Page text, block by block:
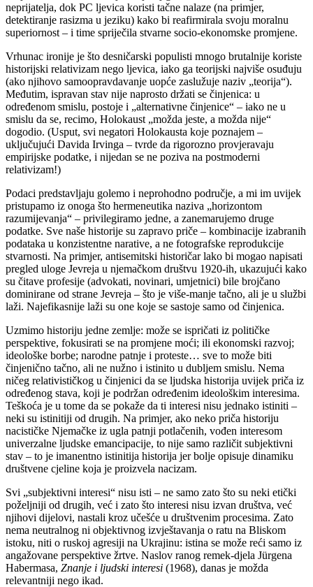
neprijatelja, dok PC ljevica koristi tačne nalaze (na primjer,
detektiranje rasizma u jeziku) kako bi reafirmirala svoju moralnu
superiornost – i time spriječila stvarne socio-ekonomske promjene.
Vrhunac ironije je što desničarski populisti mnogo brutalnije koriste
historijski relativizam nego ljevica, iako ga teorijski najviše osuđuju
(ako njihovo samoopravdavanje uopće zaslužuje naziv „teorija“).
Međutim, ispravan stav nije naprosto držati se činjenica: u
određenom smislu, postoje i „alternativne činjenice“ – iako ne u
smislu da se, recimo, Holokaust „možda jeste, a možda nije“
dogodio. (Usput, svi negatori Holokausta koje poznajem –
uključujući Davida Irvinga – tvrde da rigorozno provjeravaju
empirijske podatke, i nijedan se ne poziva na postmoderni
relativizam!)
Podaci predstavljaju golemo i neprohodno područje, a mi im uvijek
pristupamo iz onoga što hermeneutika naziva „horizontom
razumijevanja“ – privilegiramo jedne, a zanemarujemo druge
podatke. Sve naše historije su zapravo priče – kombinacije izabranih
podataka u konzistentne narative, a ne fotografske reprodukcije
stvarnosti. Na primjer, antisemitski historičar lako bi mogao napisati
pregled uloge Jevreja u njemačkom društvu 1920-ih, ukazujući kako
su čitave profesije (advokati, novinari, umjetnici) bile brojčano
dominirane od strane Jevreja – što je više-manje tačno, ali je u službi
laži. Najefikasnije laži su one koje se sastoje samo od činjenica.
Uzmimo historiju jedne zemlje: može se ispričati iz političke
perspektive, fokusirati se na promjene moći; ili ekonomski razvoj;
ideološke borbe; narodne patnje i proteste… sve to može biti
činjenično tačno, ali ne nužno i istinito u dubljem smislu. Nema
ničeg relativističkog u činjenici da se ljudska historija uvijek priča iz
određenog stava, koji je podržan određenim ideološkim interesima.
Teškoća je u tome da se pokaže da ti interesi nisu jednako istiniti –
neki su istinitiji od drugih. Na primjer, ako neko priča historiju
nacističke Njemačke iz ugla patnji potlačenih, vođen interesom
univerzalne ljudske emancipacije, to nije samo različit subjektivni
stav – to je imanentno istinitija historija jer bolje opisuje dinamiku
društvene cjeline koja je proizvela nacizam.
Svi „subjektivni interesi“ nisu isti – ne samo zato što su neki etički
poželjniji od drugih, već i zato što interesi nisu izvan društva, već
njihovi dijelovi, nastali kroz učešće u društvenim procesima. Zato
nema neutralnog ni objektivnog izvještavanja o ratu na Bliskom
istoku, niti o ruskoj agresiji na Ukrajinu: istina se može reći samo iz
angažovane perspektive žrtve. Naslov ranog remek-djela Jürgena
Habermasa, Znanje i ljudski interesi (1968), danas je možda
relevantniji nego ikad.